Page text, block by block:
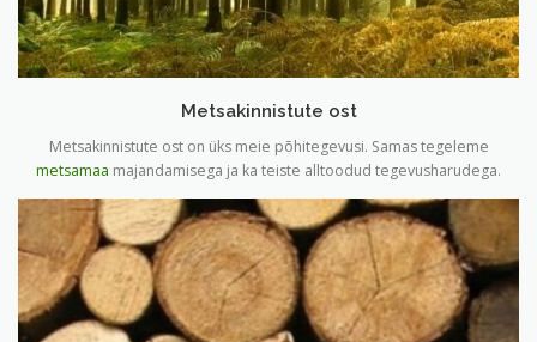
Metsakinnistute ost
Metsakinnistute ost on üks meie põhitegevusi. Samas tegeleme
metsamaa majandamisega ja ka teiste alltoodud tegevusharudega.